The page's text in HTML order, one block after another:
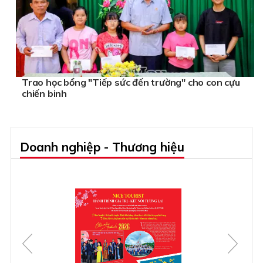
Trao học bổng "Tiếp sức đến trường" cho con cựu
chiến binh
Doanh nghiệp - Thương hiệu